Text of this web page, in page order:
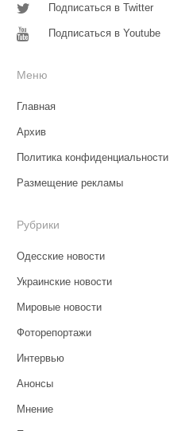
Подписаться в Twitter
Подписаться в Youtube
Меню
Главная
Архив
Политика конфиденциальности
Размещение рекламы
Рубрики
Одесские новости
Украинские новости
Мировые новости
Фоторепортажи
Интервью
Анонсы
Мнение